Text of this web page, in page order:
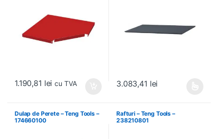
1.190,81 lei cu TVA 3.083,41 lei
Dulap de Perete – Teng Tools –
174660100
Rafturi – Teng Tools –
238210801